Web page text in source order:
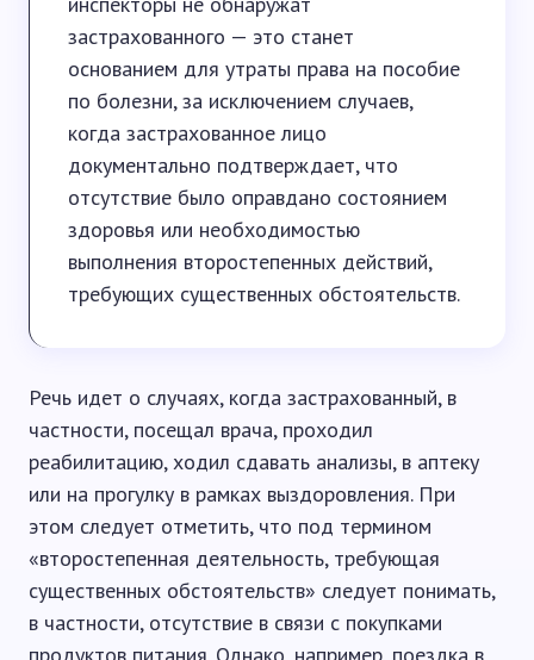
застрахованного — это станет
основанием для утраты права на пособие
по болезни, за исключением случаев,
когда застрахованное лицо
документально подтверждает, что
отсутствие было оправдано состоянием
здоровья или необходимостью
выполнения второстепенных действий,
требующих существенных обстоятельств.
Речь идет о случаях, когда застрахованный, в
частности, посещал врача, проходил
реабилитацию, ходил сдавать анализы, в аптеку
или на прогулку в рамках выздоровления. При
этом следует отметить, что под термином
«второстепенная деятельность, требующая
существенных обстоятельств» следует понимать,
в частности, отсутствие в связи с покупками